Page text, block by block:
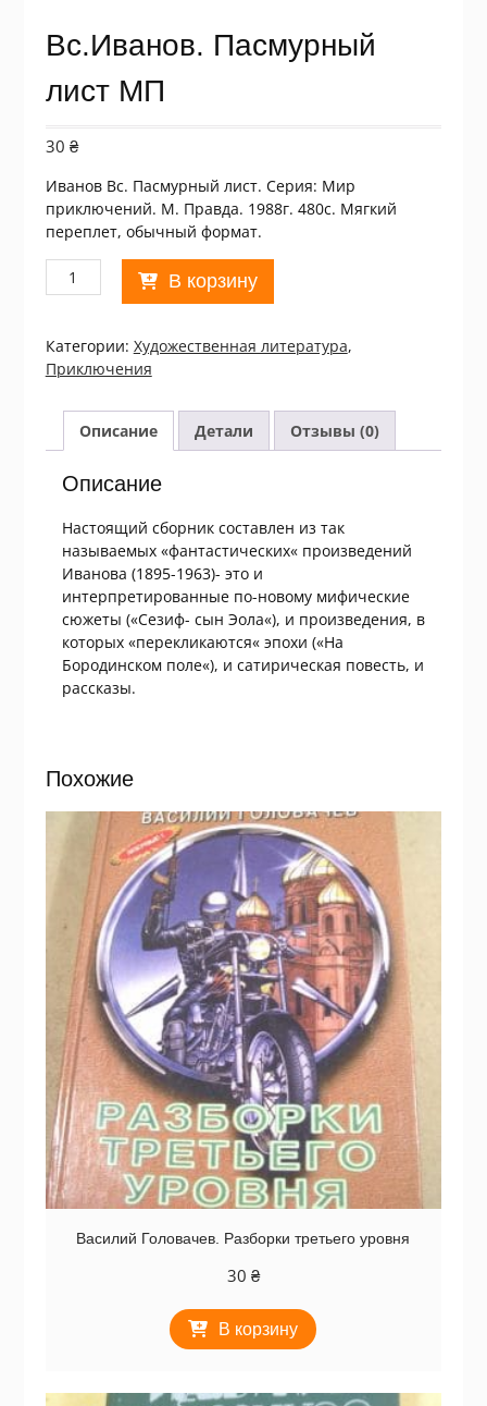
Вс.Иванов. Пасмурный
лист МП
30 ₴
Иванов Вс. Пасмурный лист. Серия: Мир
приключений. М. Правда. 1988г. 480с. Мягкий
переплет, обычный формат.
Количество
товара
Пасмурный
лист
МП
В корзину
Категории: Xудожественная литература,
Приключения
Описание Детали Отзывы (0)
Описание
Настоящий сборник составлен из так
называемых «фантастических« произведений
Иванова (1895-1963)- это и
интерпретированные по-новому мифические
сюжеты («Сезиф- сын Эола«), и произведения, в
которых «перекликаются« эпохи («На
Бородинском поле«), и сатирическая повесть, и
рассказы.
Похожие
Василий Головачев. Разборки третьего уровня
30 ₴
В корзину